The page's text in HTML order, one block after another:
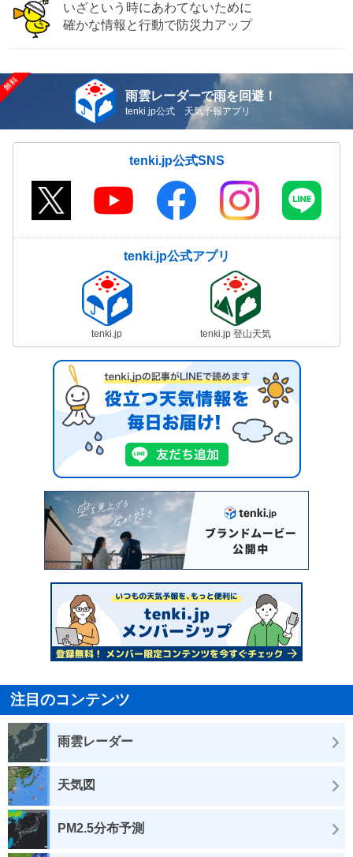
いざという時にあわてないために
確かな情報と行動で防災力アップ
雨雲レーダーで雨を回避！
tenki.jp公式 天気予報アプリ
tenki.jp公式SNS
tenki.jp公式アプリ
tenki.jp tenki.jp 登山天気
注目のコンテンツ
雨雲レーダー
天気図
PM2.5分布予測